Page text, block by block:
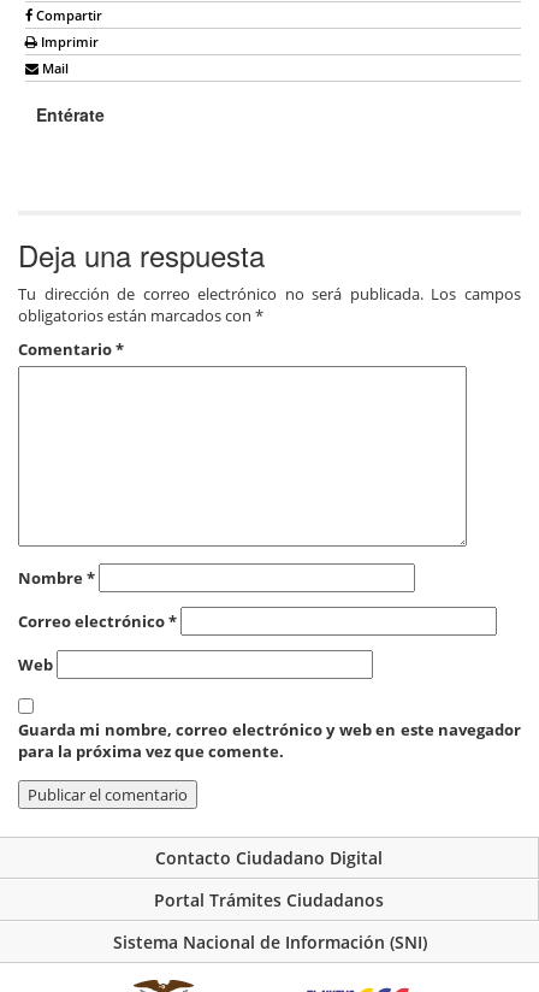
Compartir
Imprimir
Mail
Entérate
Deja una respuesta
Tu dirección de correo electrónico no será publicada. Los campos
obligatorios están marcados con *
Comentario*
Nombre*
Correo electrónico*
Web
Guarda mi nombre, correo electrónico y web en este navegador
para la próxima vez que comente.
Contacto Ciudadano Digital
Portal Trámites Ciudadanos
Sistema Nacional de Información (SNI)